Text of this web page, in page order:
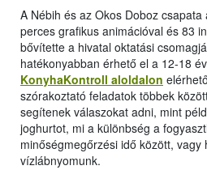
A Nébih és az Okos Doboz
perces grafikus animációval és 83
bővítette a hivatal oktatási
hatékonyabban érhető el a 12-18
KonyhaKontroll aloldalon
szórakoztató feladatok többek
segítenek válaszokat adni, mint
joghurtot, mi a különbség a
minőségmegőrzési idő között, vagy
vízlábnyomunk.